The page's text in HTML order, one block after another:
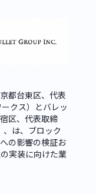
都台東区、代表
クス）とバレッ
区、代表取締
、は、ブロック
の影響の検証お
実装に向けた業